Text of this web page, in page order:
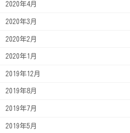
2020年4月
2020年3月
2020年2月
2020年1月
2019年12月
2019年8月
2019年7月
2019年5月